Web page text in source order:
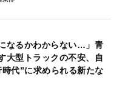
なるかわからない…」青
大型トラックの不安、自
代”に求められる新たな